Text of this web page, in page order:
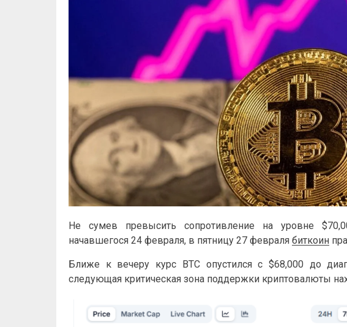
Не сумев превысить сопротивление на уровне
начавшегося 24 февраля, в пятницу 27 февраля биткоин
Ближе к вечеру курс BTC опустился с $68,000 до
следующая критическая зона поддержки криптовалюты